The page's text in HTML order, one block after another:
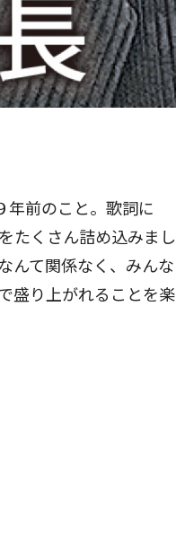
年前のこと。歌詞に
たくさん詰め込みまし
んて関係なく、みんな
盛り上がれることを楽